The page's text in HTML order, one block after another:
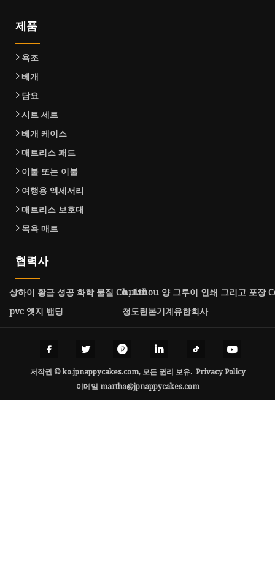
제품
욕조
베개
담요
시트 세트
베개 케이스
매트리스 패드
이불 또는 이불
여행용 액세서리
매트리스 보호대
목욕 매트
협력사
상하이 황금 성공 화학 물질 Co., Ltdhuizhou 양 그루이 인쇄 그리고 포장
pvc 엣지 밴딩
청도린본기계유한회사
저작권 © ko.jpnappycakes.com, 모든 권리 보유. Privacy Policy
이메일 martha@jpnappycakes.com